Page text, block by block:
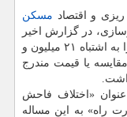
و اقتصاد مسكن
در گزارش اخیر
خود متوسط قیمت مسكن منطقه ۲۱ تهران را به اشتباه ۲۱ میلیون و
در مقایسه یا قیمت مندرج
«اختلاف فاحش
راه» به این مساله